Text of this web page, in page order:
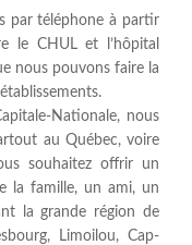
par téléphone à partir
le CHUL et l’hôpital
nous pouvons faire la
Nationale, nous
au Québec, voire
souhaitez offrir un
la famille, un ami, un
la grande région de
Limoilou, Cap-